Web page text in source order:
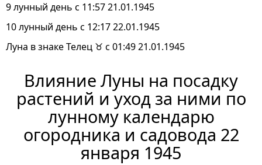
9 лунный день с 11:57 21.01.1945
10 лунный день с 12:17 22.01.1945
Луна в знаке Телец ♉ с 01:49 21.01.1945
Влияние Луны на посадку
растений и уход за ними по
лунному календарю
огородника и садовода 22
января 1945